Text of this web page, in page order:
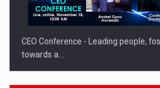
CEO Conference - Leading people,
towards a…